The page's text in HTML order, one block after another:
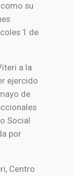
su
1 de
a la
ejercido
de
Social
por
Centro